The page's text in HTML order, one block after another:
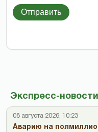
Экспресс-новости
08 августа 2026, 10:23
Аварию на
Отправить